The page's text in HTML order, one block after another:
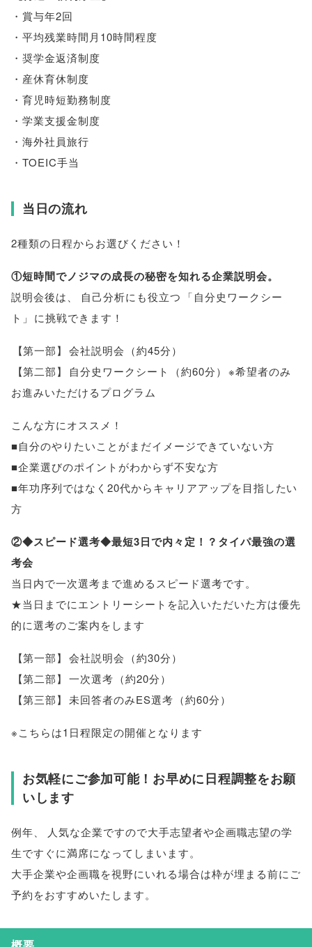
・賞与年2回
・平均残業時間月10時間程度
・奨学金返済制度
・産休育休制度
・育児時短勤務制度
・学業支援金制度
・海外社員旅行
・TOEIC手当
当日の流れ
2種類の日程からお選びください！
①短時間でノジマの成長の秘密を知れる企業説明会。
説明会後は、 自己分析にも役立つ 「自分史ワークシー
ト 」 に挑戦できます！
【第一部】 会社説明会 （約45分）
【第二部】 自分史ワークシート （約60分） ※希望者のみ
お進みいただけるプログラム
こんな方にオススメ！
■自分のやりたいことがまだイメージできていない方
■企業選びのポイントがわからず不安な方
■年功序列ではなく20代からキャリアアップを目指したい
方
②◆スピード選考◆最短3日で内々定！？タイパ最強の選
考会
当日内で一次選考まで進めるスピード選考です。
★当日までにエントリーシートを記入いただいた方は優先
的に選考のご案内をします
【第一部】 会社説明会 （約30分）
【第二部】 一次選考 （約20分）
【第三部】 未回答者のみES選考 （約60分）
※こちらは1日程限定の開催となります
お気軽にご参加可能！お早めに日程調整をお願
いします
例年
人気な企業ですので大手志望者や企画職志望の学
生ですぐに満席になってしまいます。
大手企業や企画職を視野にいれる場合は枠が埋まる前にご
予約をおすすめいたします。